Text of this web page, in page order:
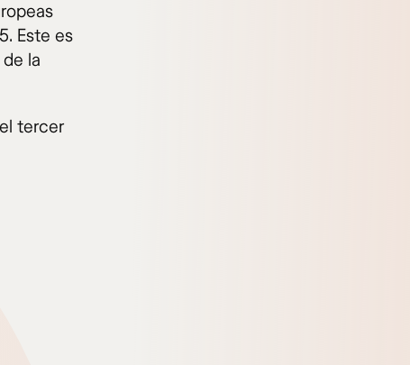
Este es
la
tercer